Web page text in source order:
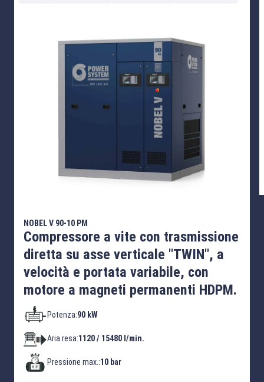
NOBEL V 90-10 PM
Compressore a vite con trasmissione
diretta su asse verticale "TWIN", a
velocità e portata variabile, con
motore a magneti permanenti HDPM.
Potenza:90 kW
Aria resa:1120 / 15480 l/min.
Pressione max.:10 bar